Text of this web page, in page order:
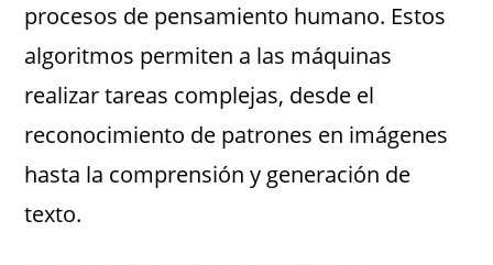
procesos de pensamiento humano. Estos
algoritmos permiten a las máquinas
realizar tareas complejas, desde el
reconocimiento de patrones en imágenes
hasta la comprensión y generación de
texto.